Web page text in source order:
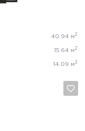
40.94 м 2
15.64 м 2
14.09 м 2